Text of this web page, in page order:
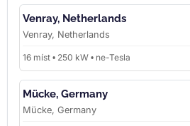
Venray, Netherlands
Venray, Netherlands
16 míst • 250 kW • ne-Tesla
Mücke, Germany
Mücke, Germany